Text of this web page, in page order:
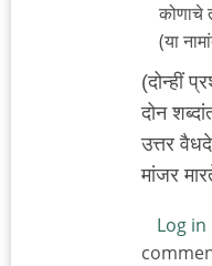
कोणाचे
(या
(दोन्हीं
दोन
उत्तर
मांजर
Log in